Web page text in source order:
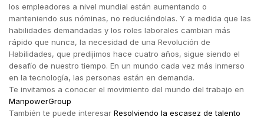
los empleadores a nivel mundial están aumentando o
manteniendo sus nóminas, no reduciéndolas. Y a medida que las
habilidades demandadas y los roles laborales cambian más
rápido que nunca, la necesidad de una Revolución de
Habilidades, que predijimos hace cuatro años, sigue siendo el
desafío de nuestro tiempo. En un mundo cada vez más inmerso
en la tecnología, las personas están en demanda.
Te invitamos a conocer el movimiento del mundo del trabajo en
ManpowerGroup
También te puede interesar Resolviendo la escasez de talento